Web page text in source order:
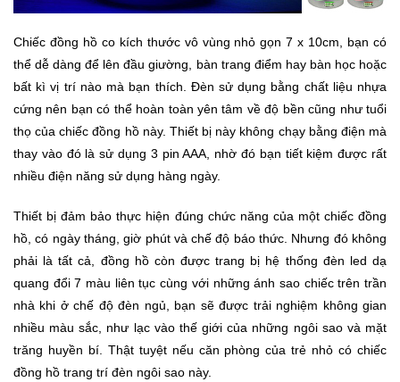
Đồ
Gia
Dụng
Máy
Ảnh-
Máy
bay
Đồ
Chơi
Đồng
Hồ
Chiếc đồng hồ co kích thước vô vùng nhỏ gọn 7 x 10cm, bạn có
thể dễ dàng để lên đầu giường, bàn trang điểm hay bàn học hoặc
bất kì vị trí nào mà bạn thích. Đèn sử dụng bằng chất liệu nhựa
cứng nên bạn có thể hoàn toàn yên tâm về độ bền cũng như tuổi
thọ của chiếc đồng hồ này. Thiết bị này không chạy bằng điện mà
thay vào đó là sử dụng 3 pin AAA, nhờ đó bạn tiết kiệm được rất
nhiều điện năng sử dụng hàng ngày.
Thiết bị đảm bảo thực hiện đúng chức năng của một chiếc đồng
hồ, có ngày tháng, giờ phút và chế độ báo thức. Nhưng đó không
phải là tất cả, đồng hồ còn được trang bị hệ thống đèn led dạ
quang đổi 7 màu liên tục cùng với những ánh sao chiếc trên trần
nhà khi ở chế độ đèn ngủ, bạn sẽ được trải nghiệm không gian
nhiều màu sắc, như lạc vào thế giới của những ngôi sao và mặt
trăng huyền bí. Thật tuyệt nếu căn phòng của trẻ nhỏ có chiếc
đồng hồ trang trí đèn ngôi sao này.